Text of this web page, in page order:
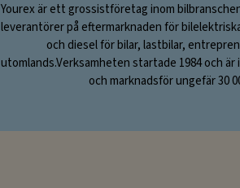
Yourex är ett grossistföretag inom
leverantörer på eftermarknaden för
och diesel för bilar, lastbilar,
utomlands.Verksamheten startade 1984 och är
och marknadsför ungefär 30